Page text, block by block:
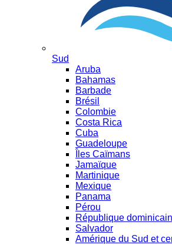
Sud
Aruba
Bahamas
Barbade
Brésil
Colombie
Costa Rica
Cuba
Guadeloupe
Îles Caïmans
Jamaïque
Martinique
Mexique
Panama
Pérou
République
Salvador
Amérique du Sud et